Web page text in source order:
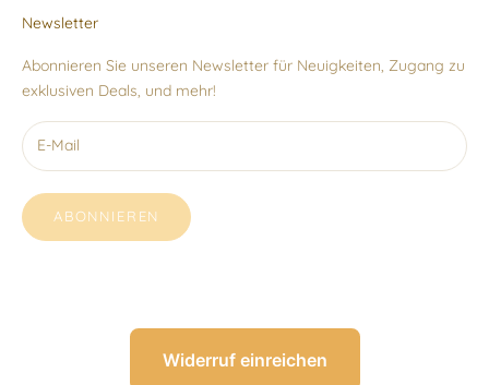
Newsletter
Abonnieren Sie unseren Newsletter für Neuigkeiten, Zugang zu
exklusiven Deals, und mehr!
ABONNIEREN
Widerruf einreichen